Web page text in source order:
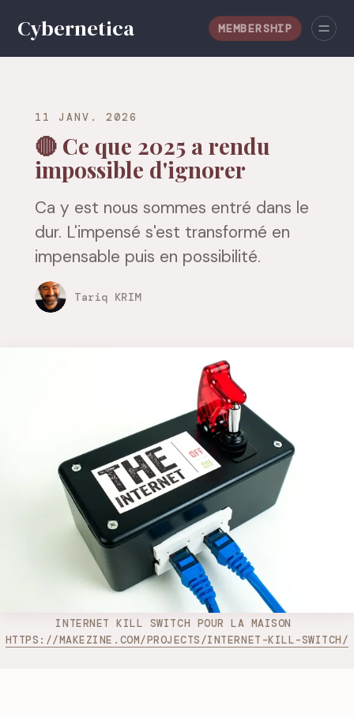
MEMBERSHIP
11 JANV. 2026
🔴 Ce que 2025 a rendu
impossible d'ignorer
Ca y est nous sommes entré dans le
dur. L'impensé s'est transformé en
impensable puis en possibilité.
Tariq KRIM
HTTPS://MAKEZINE.COM/PROJECTS/INTERNET-KILL-SWITCH/